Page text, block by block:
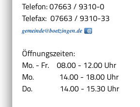
Telefon: 07663 / 9310-0
Telefax: 07663 / 9310-33
gemeinde@boetzingen.de
Öffnungszeiten:
Mo. - Fr. 08.00 - 12.00 Uhr
Mo. 14.00 - 18.00 Uhr
Do. 14.00 - 15.30 Uhr